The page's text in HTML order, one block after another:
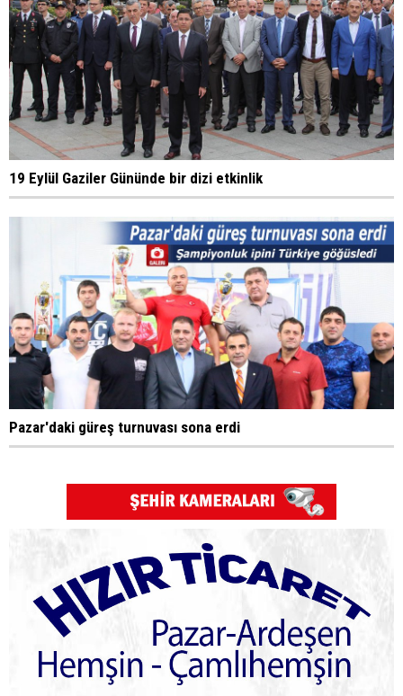
19 Eylül Gaziler Gününde bir dizi etkinlik
Pazar'daki güreş turnuvası sona erdi